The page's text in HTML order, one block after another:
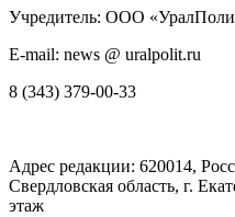
Учредитель: ООО
E-mail: news @ uralpolit.ru
8 (343) 379-00-33
Адрес редакции: 620014,
Свердловская область, г.
этаж